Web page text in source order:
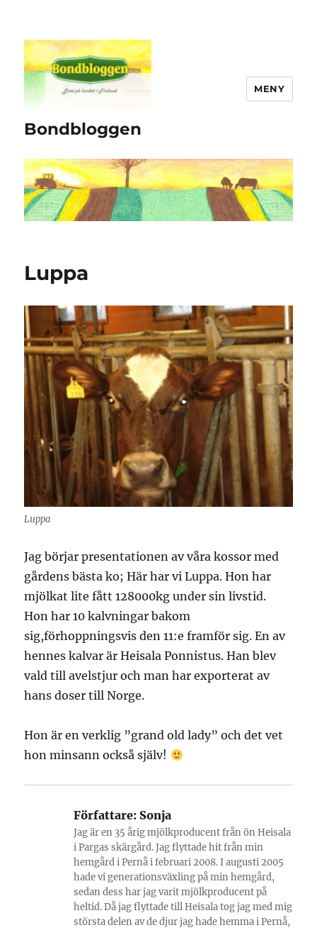
Bondbloggen
MENY
Luppa
Luppa
Jag börjar presentationen av våra kossor med
gårdens bästa ko; Här har vi Luppa. Hon har
mjölkat lite fått 128000kg under sin livstid.
Hon har 10 kalvningar bakom
sig,förhoppningsvis den 11:e framför sig. En av
hennes kalvar är Heisala Ponnistus. Han blev
vald till avelstjur och man har exporterat av
hans doser till Norge.
Hon är en verklig ”grand old lady” och det vet
hon minsann också själv!
Författare: Sonja
Jag är en 35 årig mjölkproducent från ön Heisala
i Pargas skärgård. Jag flyttade hit från min
hemgård i Pernå i februari 2008. I augusti 2005
hade vi generationsväxling på min hemgård,
sedan dess har jag varit mjölkproducent på
heltid. Då jag flyttade till Heisala tog jag med mig
största delen av de djur jag hade hemma i Pernå,